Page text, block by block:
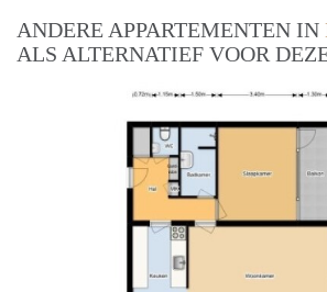
ANDERE APPARTEMENTEN IN
ALS ALTERNATIEF VOOR